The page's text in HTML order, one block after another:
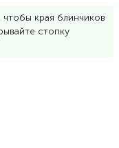
чтобы края блинчиков
стопку